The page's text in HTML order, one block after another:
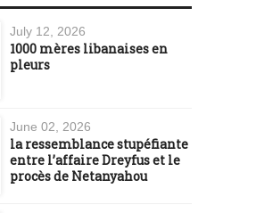
July 12, 2026
1000 mères libanaises en
pleurs
June 02, 2026
la ressemblance stupéfiante
entre l’affaire Dreyfus et le
procès de Netanyahou